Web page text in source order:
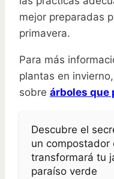
mejor preparadas
primavera.
Para más
plantas en
sobre árboles que
Descubre el
un compostador
transformará tu
paraíso verde